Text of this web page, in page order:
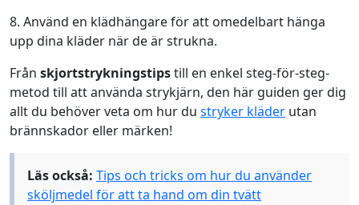
8. Använd en klädhängare för att omedelbart hänga
upp dina kläder när de är strukna.
Från skjortstrykningstipstill en enkel steg-för-steg-
metod till att använda strykjärn, den här guiden ger dig
allt du behöver veta om hur du stryker kläder utan
brännskador eller märken!
Läs också: Tips och tricks om hur du använder
sköljmedel för att ta hand om din tvätt